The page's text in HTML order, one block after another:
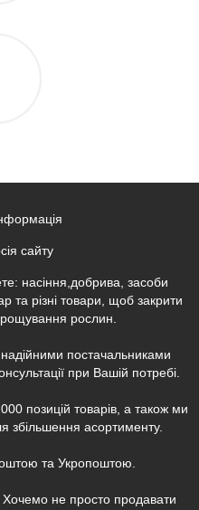
сайту
насіння,добрива, засоби
та різні товари, щоб закрити
рослин.
постачальниками
при Вашій потребі.
позицій товарів, а також ми
асортименту.
та Укропоштою.
не просто продавати